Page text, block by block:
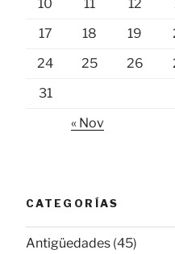
10 11 12
17
18 19
24
25 26
31
« Nov
CATEGORÍAS
Antigüedades (45)